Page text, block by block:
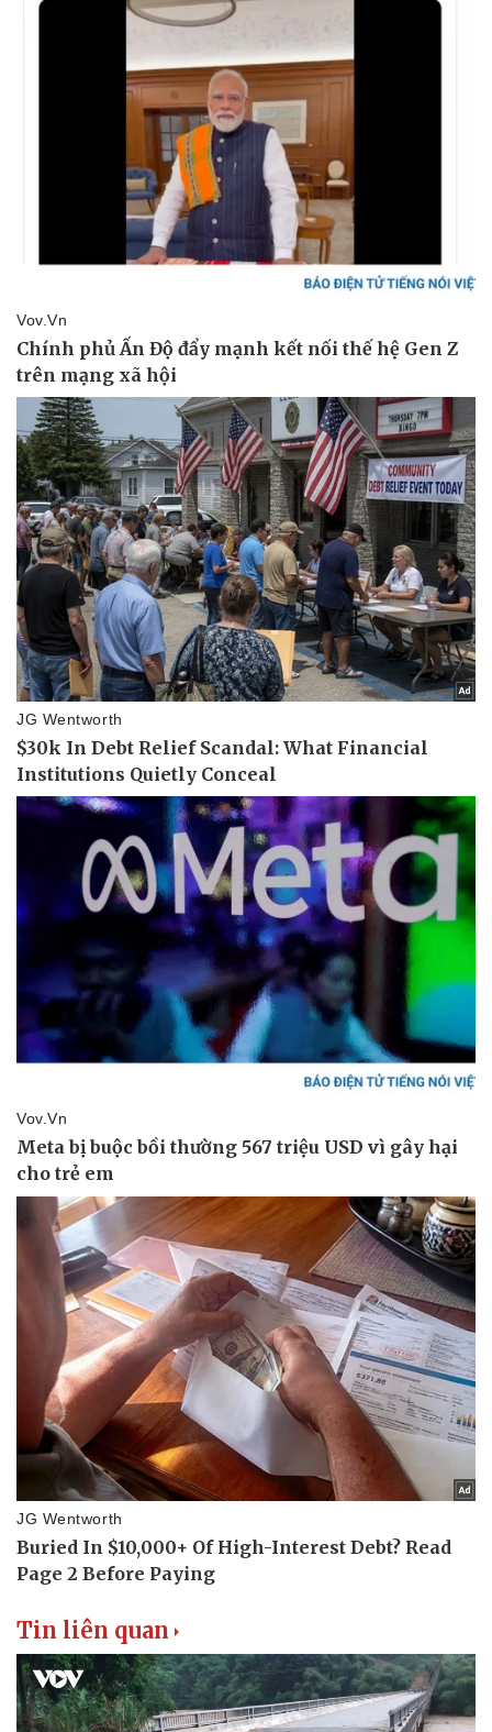
Thông tin doanh nghiệp
Công nghệ
Sành điệu
Tin Công nghệ
Trải nghiệm
Chuyển đổi số
Dinh dưỡng - món ngon
Cây thuốc
Sản phụ khoa
Nhà đẹp
Blog
Tình yêu - Gia đình
Tin liên quan